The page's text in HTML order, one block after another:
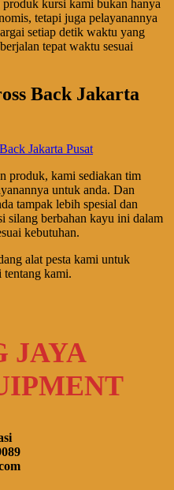
kursi kami bukan hanya
tetapi juga pelayanannya
setiap detik waktu yang
tepat waktu sesuai
Back Jakarta
produk, kami sediakan tim
untuk anda. Dan
tampak lebih spesial dan
silang berbahan kayu ini dalam
kebutuhan.
alat pesta kami untuk
tentang kami.
JAYA